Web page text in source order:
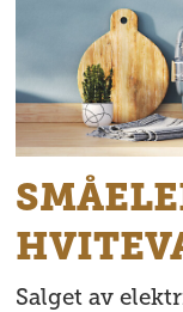
I tillegg blir
rådført.
Salget av